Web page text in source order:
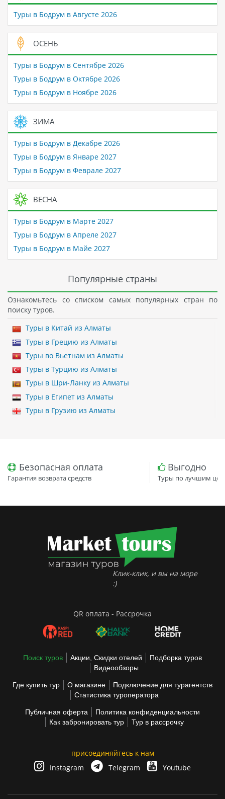
Туры в Бодрум в Августе 2026
ОСЕНЬ
Туры в Бодрум в Сентябре 2026
Туры в Бодрум в Октябре 2026
Туры в Бодрум в Ноябре 2026
ЗИМА
Туры в Бодрум в Декабре 2026
Туры в Бодрум в Январе 2027
Туры в Бодрум в Феврале 2027
ВЕСНА
Туры в Бодрум в Марте 2027
Туры в Бодрум в Апреле 2027
Туры в Бодрум в Майе 2027
Популярные страны
Ознакомьтесь со списком самых популярных стран по
поиску туров.
Туры в Китай из Алматы
Туры в Грецию из Алматы
Туры во Вьетнам из Алматы
Туры в Турцию из Алматы
Туры в Шри-Ланку из Алматы
Туры в Египет из Алматы
Туры в Грузию из Алматы
Безопасная оплата
Гарантия возврата средств
Выгодно
Туры по лучшим
Клик-клик, и вы на море
:)
QR оплата - Рассрочка
Поиск туров Акции, Скидки отелей
Подборка туров
Видеообзоры
Где купить тур О магазине
Подключение для турагентств
Статистика туроператора
Публичная оферта
Политика конфиденциальности
Как забронировать тур
Тур в рассрочку
присоединяйтесь к нам
Instagram
Telegram Youtube